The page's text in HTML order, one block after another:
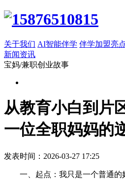
关于我们 AI智能伴学 伴学加盟亮
新闻资讯
宝妈/兼职创业故事
从教育小白到
一位全职妈妈的
发表时间：2026-03-27 17:25
一、起点：我只是一个普通的